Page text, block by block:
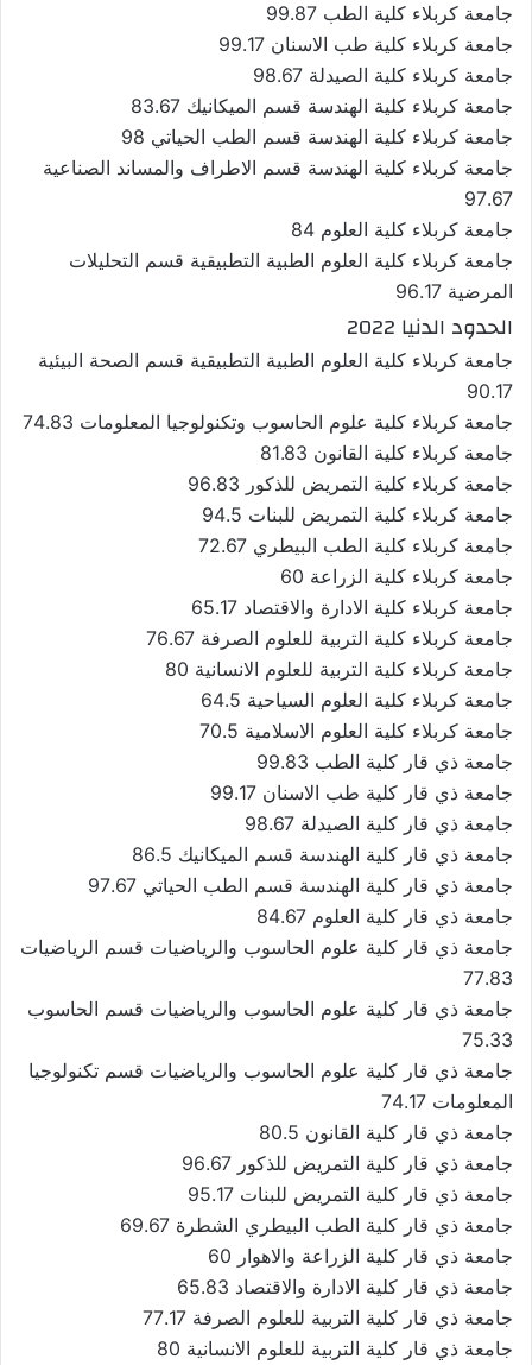
جامعة كربلاء كلية الطب 99.87
جامعة كربلاء كلية طب الاسنان 99.17
جامعة كربلاء كلية الصيدلة 98.67
جامعة كربلاء كلية الهندسة قسم الميكانيك 83.67
جامعة كربلاء كلية الهندسة قسم الطب الحياتي 98
جامعة كربلاء كلية الهندسة قسم الاطراف والمساند الصناعية
97.67
جامعة كربلاء كلية العلوم 84
جامعة كربلاء كلية العلوم الطبية التطبيقية قسم التحليلات
المرضية 96.17
الحدود الدنيا 2022
جامعة كربلاء كلية العلوم الطبية التطبيقية قسم الصحة البيئية
90.17
جامعة كربلاء كلية علوم الحاسوب وتكنولوجيا المعلومات 74.83
جامعة كربلاء كلية القانون 81.83
جامعة كربلاء كلية التمريض للذكور 96.83
جامعة كربلاء كلية التمريض للبنات 94.5
جامعة كربلاء كلية الطب البيطري 72.67
جامعة كربلاء كلية الزراعة 60
جامعة كربلاء كلية الادارة والاقتصاد 65.17
جامعة كربلاء كلية التربية للعلوم الصرفة 76.67
جامعة كربلاء كلية التربية للعلوم الانسانية 80
جامعة كربلاء كلية العلوم السياحية 64.5
جامعة كربلاء كلية العلوم الاسلامية 70.5
جامعة ذي قار كلية الطب 99.83
جامعة ذي قار كلية طب الاسنان 99.17
جامعة ذي قار كلية الصيدلة 98.67
جامعة ذي قار كلية الهندسة قسم الميكانيك 86.5
جامعة ذي قار كلية الهندسة قسم الطب الحياتي 97.67
جامعة ذي قار كلية العلوم 84.67
جامعة ذي قار كلية علوم الحاسوب والرياضيات قسم الرياضيات
77.83
جامعة ذي قار كلية علوم الحاسوب والرياضيات قسم الحاسوب
75.33
جامعة ذي قار كلية علوم الحاسوب والرياضيات قسم تكنولوجيا
المعلومات 74.17
جامعة ذي قار كلية القانون 80.5
جامعة ذي قار كلية التمريض للذكور 96.67
جامعة ذي قار كلية التمريض للبنات 95.17
جامعة ذي قار كلية الطب البيطري الشطرة 69.67
جامعة ذي قار كلية الزراعة والاهوار 60
جامعة ذي قار كلية الادارة والاقتصاد 65.83
جامعة ذي قار كلية التربية للعلوم الصرفة 77.17
جامعة ذي قار كلية التربية للعلوم الانسانية 80